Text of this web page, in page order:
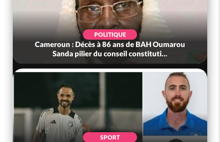
POLITIQUE
Cameroun : Décès à 86 ans de BAH Oumarou
Sanda pilier du conseil constituti...
SPORT